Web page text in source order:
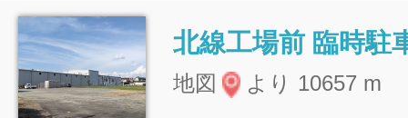
北線工場前 臨時駐
地図 より 10657 m